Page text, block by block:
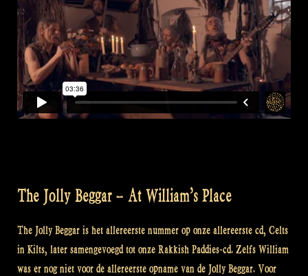
The Jolly Beggar – At William’s Place
The Jolly Beggar is het allereerste nummer op onze allereerste cd, Celts
in Kilts, later samengevoegd tot onze Rakkish Paddies-cd. Zelfs William
was er nog niet voor de allereerste opname van de Jolly Beggar. Voor